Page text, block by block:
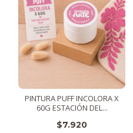
PINTURA PUFF INCOLORA X
60G ESTACIÓN DEL...
$7.920